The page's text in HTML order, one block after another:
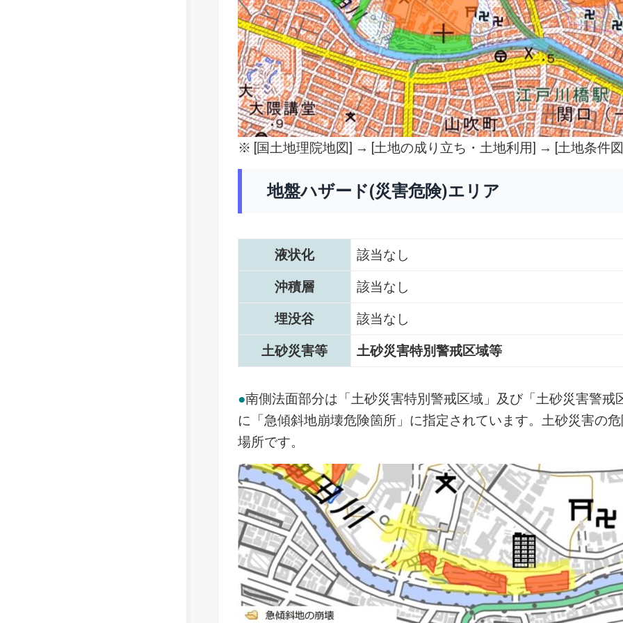
※ [国土地理院地図] → [土地の成り立ち・土地利用] → [土地条件
地盤ハザード(災害危険)エリア
液状化
該当なし
沖積層
該当なし
埋没谷
該当なし
土砂災害等
土砂災害特別警戒区域等
●南側法面部分は「土砂災害特別警戒区域」及び「土砂災害警戒
に「急傾斜地崩壊危険箇所」に指定されています。土砂災害の
場所です。